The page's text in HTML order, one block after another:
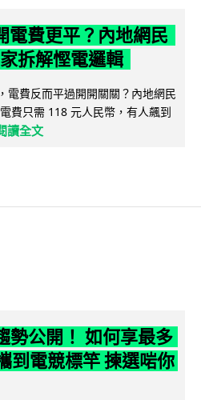
電費更平？內地網民
拆解慳電邏輯
電費反而平過開開關關？內地網民
費只需 118 元人民幣，有人飆到
讀全文
勢公開！ 如何享最多
電競標竿 揀選啱你